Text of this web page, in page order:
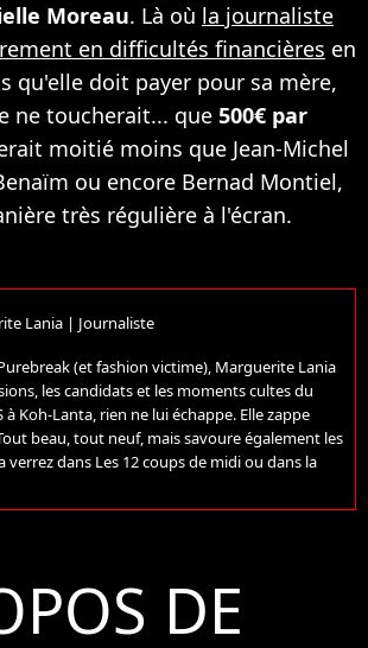
Moreau. Là où la journaliste
en difficultés financières en
qu'elle doit payer pour sa mère,
ne toucherait... que 500€ par
moitié moins que Jean-Michel
ou encore Bernad Montiel,
très régulière à l'écran.
Lania | Journaliste
(et fashion victime), Marguerite Lania
les candidats et les moments cultes du
à Koh-Lanta, rien ne lui échappe. Elle zappe
beau, tout neuf, mais savoure également les
verrez dans Les 12 coups de midi ou dans la
DE